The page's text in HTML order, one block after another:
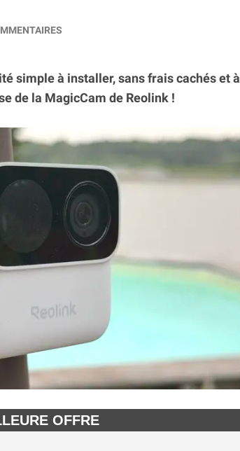
simple à installer, sans frais cachés et à
de la MagicCam de Reolink !
OFFRE